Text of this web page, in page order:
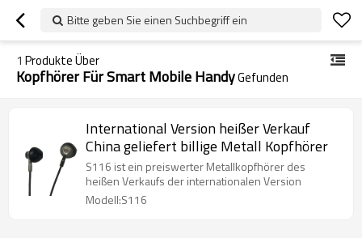
Bitte geben Sie einen Suchbegriff ein
1 Produkte Über
Kopfhörer Für Smart Mobile HandyGefunden
International Version heißer Verkauf
China geliefert billige Metall Kopfhörer
S116 ist ein preiswerter Metallkopfhörer des
heißen Verkaufs der internationalen Version
Modell:S116